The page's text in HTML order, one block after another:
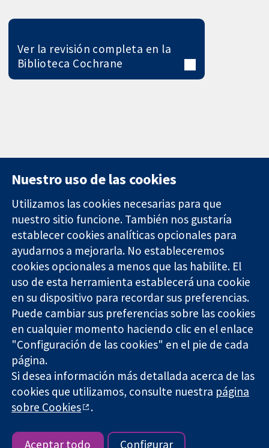
Ver la revisión completa en la
Biblioteca Cochrane
Evidencia fiable.
Decisiones
informadas.
Mejor salud.
11-13 Cavendish
Square
Londres
W1G 0AN
Reino Unido
Contacto
Noticias
Prensa
Sobre
nosotros
Empleo
Cochrane
Library
The Cochrane Collaboration is a charity (no. 1045921) and a
company limited by guarantee (no. 03044323) registered in
England & Wales. VAT registration number GB 718 2127 49.
Copyright © 2026 The Cochrane Collaboration
Privacidad|Política de cookies|Configuración de cookies
Nuestro uso de las cookies
Utilizamos las cookies necesarias para que
nuestro sitio funcione. También nos gustaría
establecer cookies analíticas opcionales para
ayudarnos a mejorarla. No estableceremos
cookies opcionales a menos que las habilite. El
uso de esta herramienta establecerá una cookie
en su dispositivo para recordar sus preferencias.
Puede cambiar sus preferencias sobre las cookies
en cualquier momento haciendo clic en el enlace
"Configuración de las cookies" en el pie de cada
página.
Si desea información más detallada acerca de las
cookies que utilizamos, consulte nuestra página
sobre Cookies
.
Aceptar todo Configurar